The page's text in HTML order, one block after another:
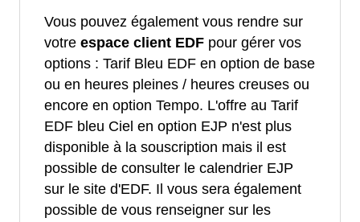
Vous pouvez également vous rendre sur
votre espace client EDF pour gérer vos
options : Tarif Bleu EDF en option de base
ou en heures pleines / heures creuses ou
encore en option Tempo. L'offre au Tarif
EDF bleu Ciel en option EJP n'est plus
disponible à la souscription mais il est
possible de consulter le calendrier EJP
sur le site d'EDF. Il vous sera également
possible de vous renseigner sur les